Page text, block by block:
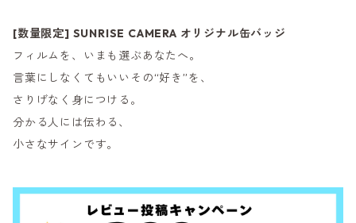
[数量限定] SUNRISE CAMERA オリジナル缶バッジ
フィルムを、いまも選ぶあなたへ。
言葉にしなくてもいいその“好き”を、
さりげなく身につける。
分かる人には伝わる、
小さなサインです。